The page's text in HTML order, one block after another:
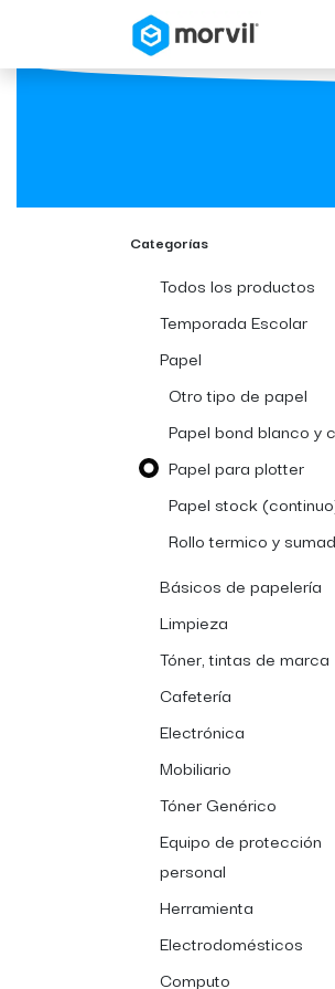
Categorías
Todos los productos
Temporada Escolar
Papel
Otro tipo de papel
Papel bond blanco y
Papel para plotter
Papel stock
Rollo termico y
Básicos de papelería
Limpieza
Tóner, tintas de marca
Cafetería
Electrónica
Mobiliario
Tóner Genérico
Equipo de protección
personal
Herramienta
Electrodomésticos
Computo